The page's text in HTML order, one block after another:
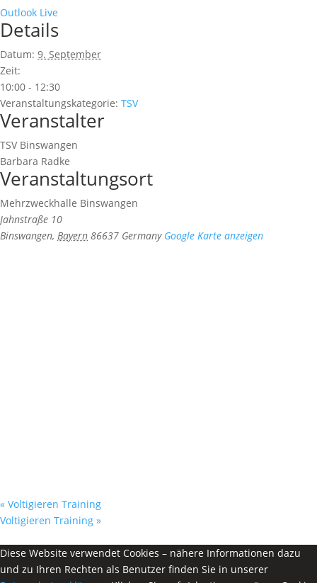
Outlook Live
Details
Datum: 9. September
Zeit:
10:00 - 12:30
Veranstaltungskategorie: TSV
Veranstalter
TSV Binswangen
Barbara Radke
Veranstaltungsort
Mehrzweckhalle Binswangen
Jahnstraße 10
Binswangen, Bayern 86637 Germany Google Karte anzeigen
« Voltigieren Training
Voltigieren Training »
Diese Website verwendet Cookies – nähere Informationen dazu
und zu Ihren Rechten als Benutzer finden Sie in unserer